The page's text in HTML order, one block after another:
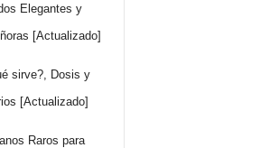
Elegantes y
[Actualizado]
sirve?, Dosis y
[Actualizado]
Raros para